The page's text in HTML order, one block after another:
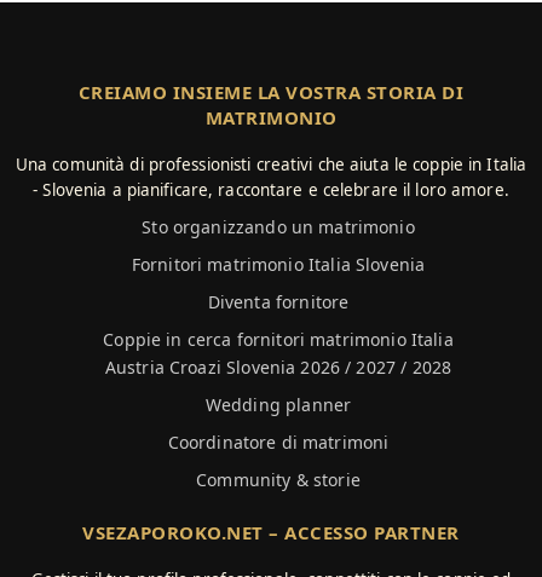
CREIAMO INSIEME LA VOSTRA STORIA DI
MATRIMONIO
Una comunità di professionisti creativi che aiuta le coppie in Italia
- Slovenia a pianificare, raccontare e celebrare il loro amore.
Sto organizzando un matrimonio
Fornitori matrimonio Italia Slovenia
Diventa fornitore
Coppie in cerca fornitori matrimonio Italia
Austria Croazi Slovenia 2026 / 2027 / 2028
Wedding planner
Coordinatore di matrimoni
Community & storie
VSEZAPOROKO.NET – ACCESSO PARTNER